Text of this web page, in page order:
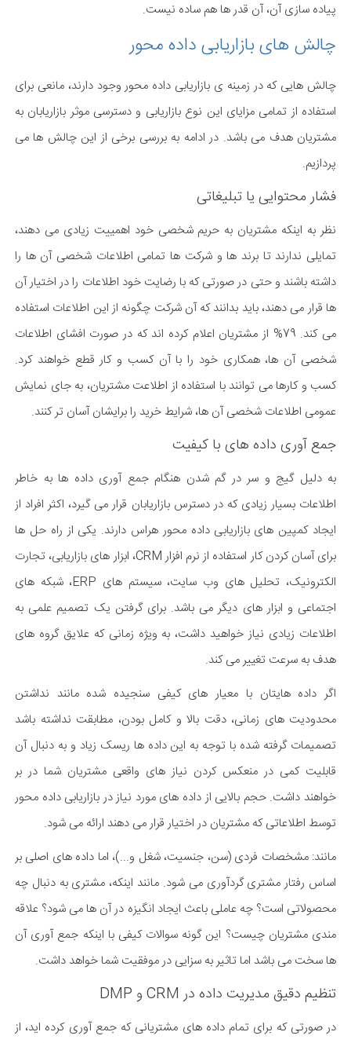
پیاده سازی آن، آن قدر ها هم ساده نیست.
چالش های بازاریابی داده محور
چالش هایی که در زمینه ی بازاریابی داده محور وجود دارند، مانعی برای
استفاده از تمامی مزایای این نوع بازاریابی و دسترسی موثر بازاریابان به
مشتریان هدف می باشد. در ادامه به بررسی برخی از این چالش ها می
پردازیم.
فشار محتوایی یا تبلیغاتی
نظر به اینکه مشتریان به حریم شخصی خود اهمییت زیادی می دهند،
تمایلی ندارند تا برند ها و شرکت ها تمامی اطلاعات شخصی آن ها را
داشته باشند و حتی در صورتی که با رضایت خود اطلاعات را در اختیار آن
ها قرار می دهند، باید بدانند که آن شرکت چگونه از این اطلاعات استفاده
می کند. 79% از مشتریان اعلام کرده اند که در صورت افشای اطلاعات
شخصی آن ها، همکاری خود را با آن کسب و کار قطع خواهند کرد.
کسب و کارها می توانند با استفاده از اطلاعت مشتریان، به جای نمایش
عمومی اطلاعات شخصی آن ها، شرایط خرید را برایشان آسان تر کنند.
جمع آوری داده های با کیفیت
به دلیل گیج و سر در گم شدن هنگام جمع آوری داده ها به خاطر
اطلاعات بسیار زیادی که در دسترس بازاریابان قرار می گیرد، اکثر افراد از
ایجاد کمپین های بازاریابی داده محور هراس دارند. یکی از راه حل ها
برای آسان کردن کار استفاده از نرم افزار CRM، ابزار های بازاریابی، تجارت
الکترونیک، تحلیل های وب سایت، سیستم های ERP، شبکه های
اجتماعی و ابزار های دیگر می باشد. برای گرفتن یک تصمیم علمی به
اطلاعات زیادی نیاز خواهید داشت، به ویژه زمانی که علایق گروه های
هدف به سرعت تغییر می کند.
اگر داده هایتان با معیار های کیفی سنجیده شده مانند نداشتن
محدودیت های زمانی، دقت بالا و کامل بودن، مطابقت نداشته باشد
تصمیمات گرفته شده با توجه به این داده ها ریسک زیاد و به دنبال آن
قابلیت کمی در منعکس کردن نیاز های واقعی مشتریان شما در بر
خواهند داشت. حجم بالایی از داده های مورد نیاز در بازاریابی داده محور
توسط اطلاعاتی که مشتریان در اختیار قرار می دهند ارائه می شود.
مانند: مشخصات فردی (سن، جنسیت، شغل و...)، اما داده های اصلی بر
اساس رفتار مشتری گردآوری می شود. مانند اینکه، مشتری به دنبال چه
محصولاتی است؟ چه عاملی باعث ایجاد انگیزه در آن ها می شود؟ علاقه
مندی مشتریان چیست؟ این گونه سوالات کیفی با اینکه جمع آوری آن
ها سخت می باشد اما تاثیر به سزایی در موفقیت شما خواهد داشت.
تنظیم دقیق مدیریت داده در CRM و DMP
در صورتی که برای تمام داده های مشتریانی که جمع آوری کرده اید، از